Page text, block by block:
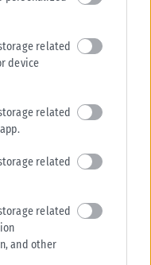
related
device
related
related
related
and other
μετά το πέρασμα της
χθες, Τετάρτη
του Πόρτο Γερμενού,